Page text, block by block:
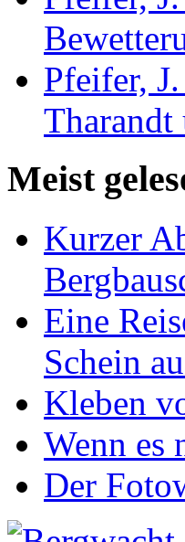
Pfeifer,
Tharandt
Meist
Kurzer
Eine
Schein
Kleben
Wenn es
Der